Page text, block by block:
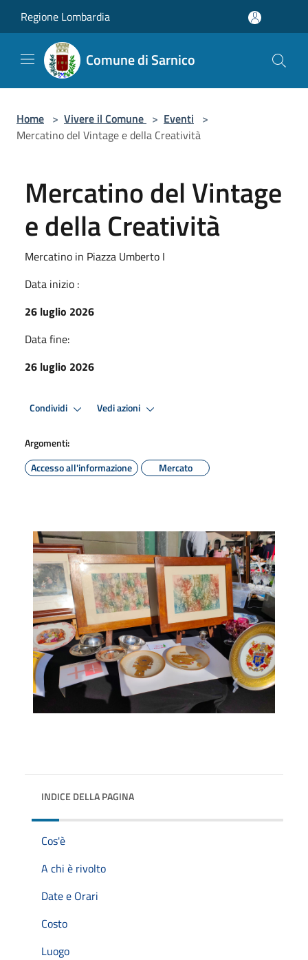
Regione Lombardia
Comune di Sarnico
Home > Vivere il Comune > Eventi >
Mercatino del Vintage e della Creatività
Mercatino del Vintage
e della Creatività
Mercatino in Piazza Umberto I
Data inizio :
26 luglio 2026
Data fine:
26 luglio 2026
Condividi Vedi azioni
Argomenti:
Accesso all'informazione
Mercato
INDICE DELLA PAGINA
Cos'è
A chi è rivolto
Date e Orari
Costo
Luogo